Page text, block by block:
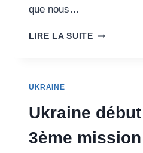
que nous…
LIRE LA SUITEUKRAINE
ASSURER
NOTRE
SOUTIEN
UKRAINE
Ukraine
3ème